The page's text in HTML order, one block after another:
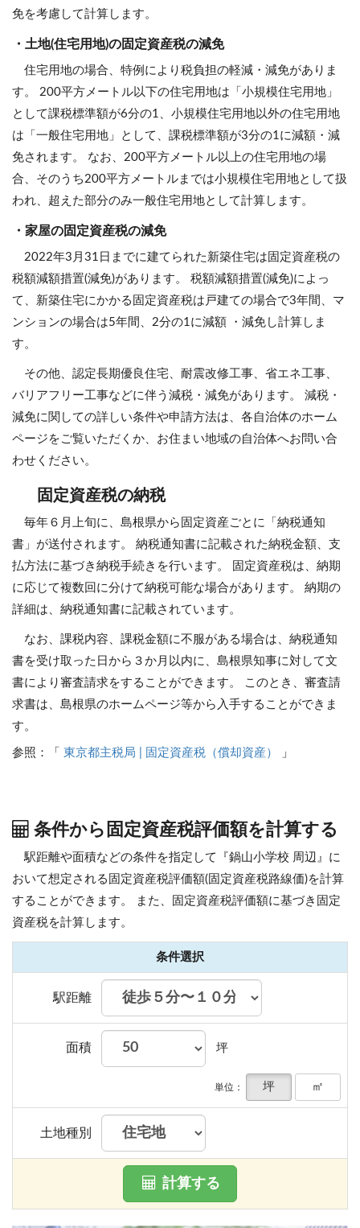
免を考慮して計算します。
・土地(住宅用地)の固定資産税の減免
住宅用地の場合、特例により税負担の軽減・減免がありま
す。 200平方メートル以下の住宅用地は「小規模住宅用地」
として課税標準額が6分の1、小規模住宅用地以外の住宅用地
は「一般住宅用地」として、課税標準額が3分の1に減額・減
免されます。 なお、200平方メートル以上の住宅用地の場
合、そのうち200平方メートルまでは小規模住宅用地として扱
われ、超えた部分のみ一般住宅用地として計算します。
・家屋の固定資産税の減免
2022年3月31日までに建てられた新築住宅は固定資産税の
税額減額措置(減免)があります。 税額減額措置(減免)によっ
て、新築住宅にかかる固定資産税は戸建ての場合で3年間、マ
ンションの場合は5年間、2分の1に減額 ・減免し計算しま
す。
その他、認定長期優良住宅、耐震改修工事、省エネ工事、
バリアフリー工事などに伴う減税・減免があります。 減税・
減免に関しての詳しい条件や申請方法は、各自治体のホーム
ページをご覧いただくか、お住まい地域の自治体へお問い合
わせください。
固定資産税の納税
毎年６月上旬に、島根県から固定資産ごとに「納税通知
書」が送付されます。 納税通知書に記載された納税金額、支
払方法に基づき納税手続きを行います。 固定資産税は、納期
に応じて複数回に分けて納税可能な場合があります。 納期の
詳細は、納税通知書に記載されています。
なお、課税内容、課税金額に不服がある場合は、納税通知
書を受け取った日から３か月以内に、島根県知事に対して文
書により審査請求をすることができます。 このとき、審査請
求書は、島根県のホームページ等から入手することができま
す。
参照：「 東京都主税局 | 固定資産税（償却資産） 」
条件から固定資産税評価額を計算する
駅距離や面積などの条件を指定して『鍋山小学校 周辺』に
おいて想定される固定資産税評価額(固定資産税路線価)を計算
することができます。
また、固定資産税評価額に基づき固定
資産税を計算します。
条件選択
駅距離
面積 坪
単位： 坪 ㎡
土地種別
計算する